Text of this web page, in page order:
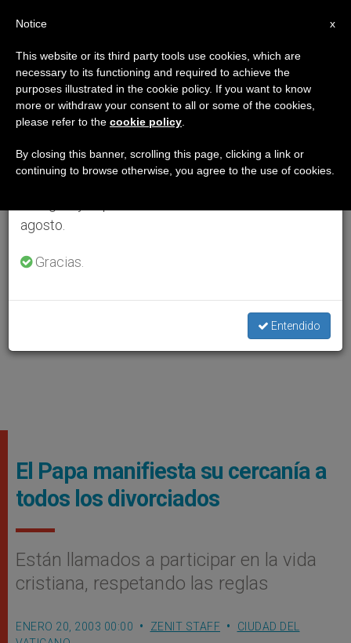
El Papa manifiesta su cercanía a
todos los divorciados
Están llamados a participar en la vida
cristiana, respetando las reglas
ENERO 20, 2003 00:00 ZENIT STAFF
CIUDAD DEL
×
Aviso importante
Del 27 de julio al 7 de agosto haremos la pausa
anual, aprovechando que en el periodo de verano
se generan menos informaciones y también el
agosto.
Gracias.
Entendido
x
Notice
This website or its third party tools use cookies, which are
necessary to its functioning and required to achieve the
purposes illustrated in the cookie policy. If you want to know
more or withdraw your consent to all or some of the cookies,
please refer to the cookie policy
By closing this banner, scrolling this page, clicking a link or
continuing to browse otherwise, you agree to the use of cookies.